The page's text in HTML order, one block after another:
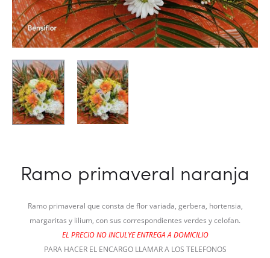
Ramo primaveral naranja
Ramo primaveral que consta de flor variada, gerbera, hortensia,
margaritas y lilium, con sus correspondientes verdes y celofan.
EL PRECIO NO INCULYE ENTREGA A DOMICILIO
PARA HACER EL ENCARGO LLAMAR A LOS TELEFONOS